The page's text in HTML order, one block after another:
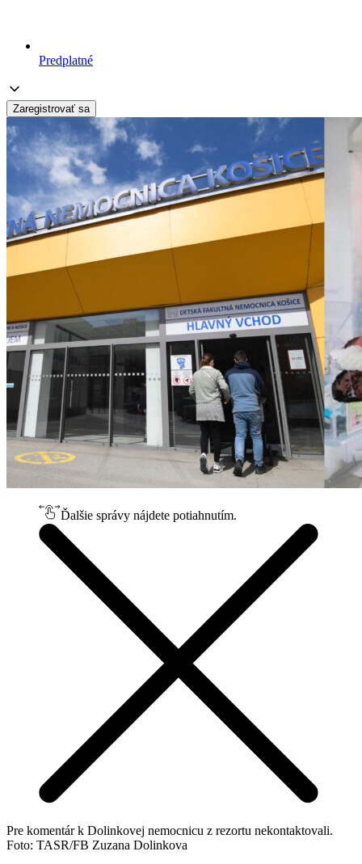
Predplatné
Zaregistrovať sa
Ďalšie správy nájdete potiahnutím.
Pre komentár k Dolinkovej nemocnicu z rezortu nekontaktovali.
Foto: TASR/FB Zuzana Dolinkova